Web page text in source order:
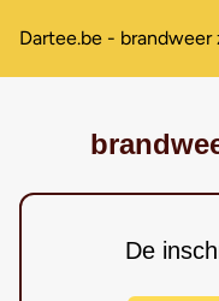
Dartee.be -
De